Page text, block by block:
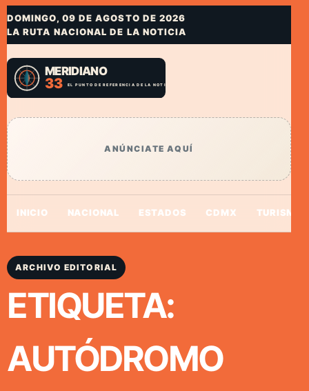
DOMINGO, 09 DE AGOSTO DE 2026
LA RUTA NACIONAL DE LA NOTICIA
ANÚNCIATE AQUÍ
INICIO NACIONAL ESTADOS CDMX TURISMO
ARCHIVO EDITORIAL
ETIQUETA:
AUTÓDROMO